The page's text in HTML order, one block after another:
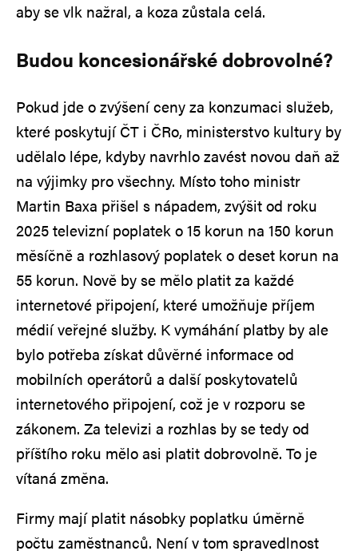
aby se vlk nažral, a koza zůstala celá.
Budou koncesionářské dobrovolné?
Pokud jde o zvýšení ceny za konzumaci služeb,
které poskytují ČT i ČRo, ministerstvo kultury by
udělalo lépe, kdyby navrhlo zavést novou daň až
na výjimky pro všechny. Místo toho ministr
Martin Baxa přišel s nápadem, zvýšit od roku
2025 televizní poplatek o 15 korun na 150 korun
měsíčně a rozhlasový poplatek o deset korun na
55 korun. Nově by se mělo platit za každé
internetové připojení, které umožňuje příjem
médií veřejné služby. K vymáhání platby by ale
bylo potřeba získat důvěrné informace od
mobilních operátorů a další poskytovatelů
internetového připojení, což je v rozporu se
zákonem. Za televizi a rozhlas by se tedy od
příštího roku mělo asi platit dobrovolně. To je
vítaná změna.
Firmy mají platit násobky poplatku úměrně
počtu zaměstnanců. Není v tom spravedlnost